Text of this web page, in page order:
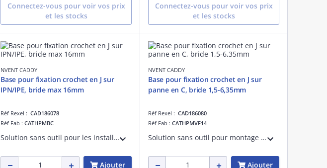
Connectez-vous pour voir vos prix
et les stocks
Connectez-vous pour voir vos prix
et les stocks
NVENT CADDY
Base pour fixation crochet en J sur
IPN/IPE, bride max 16mm
Réf Rexel : CAD186078
Réf Fab : CATHPMBC
Solution sans outil pour les installations de poutres, associant une fixation BC et tout crochet en J CAT HP, bride 16mm max
Ajouter
NVENT CADDY
Base pour fixation crochet en J sur
panne en C, bride 1,5-6,35mm
Réf Rexel : CAD186080
Réf Fab : CATHPMVF14
Solution sans outil pour montage sur poutre avec fixateur V14 et tout CAT HP J-Hook, Mod clip avec clip panne en C, bride 1,5-6,35mm.
Ajouter